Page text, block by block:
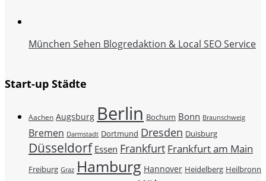
München Sehen Blogredaktion & Local SEO Service
Start-up Städte
Aachen Augsburg Berlin Bochum Bonn Braunschweig
Bremen Darmstadt Dortmund Dresden Duisburg
Düsseldorf Essen Frankfurt Frankfurt am Main
Freiburg Graz Hamburg Hannover Heidelberg Heilbronn